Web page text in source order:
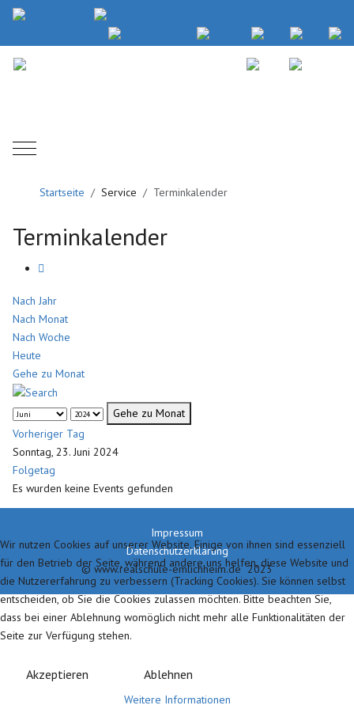
Mobile Menu Toggle
Startseite Service Terminkalender
Terminkalender
Nach Jahr
Nach Monat
Nach Woche
Heute
Gehe zu Monat
Gehe zu Monat
Vorheriger Tag
Sonntag, 23. Juni 2024
Folgetag
Es wurden keine Events gefunden
Impressum
Datenschutzerklärung
© www.realschule-emlichheim.de 2023
Wir nutzen Cookies auf unserer Website. Einige von ihnen sind essenziell
für den Betrieb der Seite, während andere uns helfen, diese Website und
die Nutzererfahrung zu verbessern (Tracking Cookies). Sie können selbst
entscheiden, ob Sie die Cookies zulassen möchten. Bitte beachten Sie,
dass bei einer Ablehnung womöglich nicht mehr alle Funktionalitäten der
Seite zur Verfügung stehen.
Akzeptieren Ablehnen
Weitere Informationen